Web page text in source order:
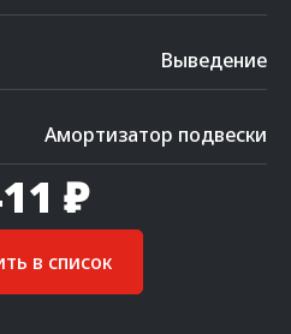
Выведение
Амортизатор подвески
₽
в список